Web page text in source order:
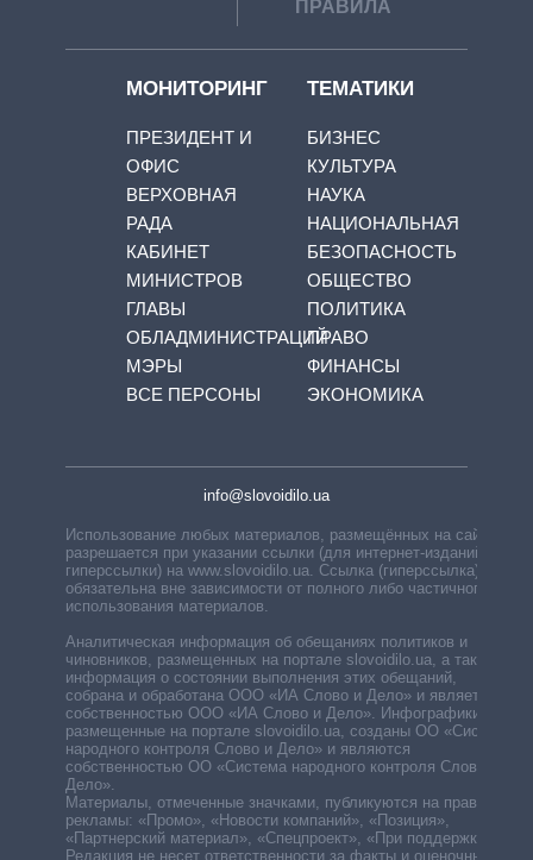
ПРАВИЛА
МОНИТОРИНГ
ПРЕЗИДЕНТ И
ОФИС
ВЕРХОВНАЯ
РАДА
КАБИНЕТ
МИНИСТРОВ
ГЛАВЫ
ОБЛАДМИНИСТРАЦИЙ
МЭРЫ
ВСЕ ПЕРСОНЫ
ТЕМАТИКИ
БИЗНЕС
КУЛЬТУРА
НАУКА
НАЦИОНАЛЬНАЯ
БЕЗОПАСНОСТЬ
ОБЩЕСТВО
ПОЛИТИКА
ПРАВО
ФИНАНСЫ
ЭКОНОМИКА
info@slovoidilo.ua
Использование любых материалов, размещённых на сайте,
разрешается при указании ссылки (для интернет-изданий —
гиперссылки) на www.slovoidilo.ua. Ссылка (гиперссылка)
обязательна вне зависимости от полного либо частичного
использования материалов.
Аналитическая информация об обещаниях политиков и
чиновников, размещенных на портале slovoidilo.ua, а также
информация о состоянии выполнения этих обещаний,
собрана и обработана ООО «ИА Слово и Дело» и является
собственностью ООО «ИА Слово и Дело». Инфографики,
размещенные на портале slovoidilo.ua, созданы ОО «Система
народного контроля Слово и Дело» и являются
собственностью ОО «Система народного контроля Слово и
Дело».
Материалы, отмеченные значками, публикуются на правах
рекламы: «Промо», «Новости компаний», «Позиция»,
«Партнерский материал», «Спецпроект», «При поддержке».
Редакция не несет ответственности за факты и оценочные